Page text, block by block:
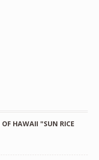
HAWAII "SUN RICE